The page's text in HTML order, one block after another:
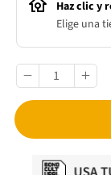
Haz clic y
Elige una